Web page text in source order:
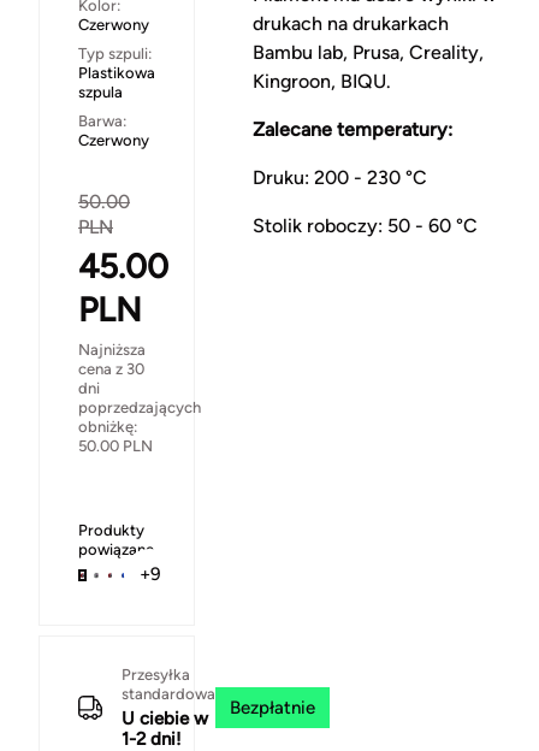
Kolor:
Czerwony
Typ szpuli:
Plastikowa
szpula
Barwa:
Czerwony
50.00
PLN
45.00
PLN
Najniższa
cena z 30
dni
poprzedzających
obniżkę:
50.00 PLN
Produkty
powiązane
+9
Przesyłka
standardowa
U ciebie w
1-2 dni!
Bezpłatnie
drukach na drukarkach
Bambu lab, Prusa, Creality,
Kingroon, BIQU.
Zalecane temperatury:
Druku: 200 - 230 °C
Stolik roboczy: 50 - 60 °C